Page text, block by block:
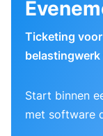
Ticketing
Start binnen
met software